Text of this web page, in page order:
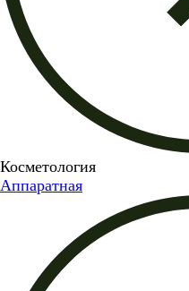
Косметология
Аппаратная